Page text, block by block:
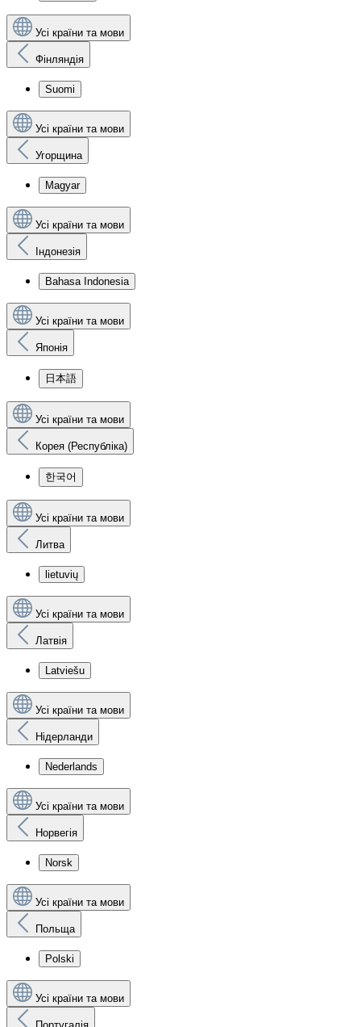
Усі країни та мови
Фінляндія
Suomi
Усі країни та мови
Угорщина
Magyar
Усі країни та мови
Індонезія
Bahasa Indonesia
Усі країни та мови
Японія
日本語
Усі країни та мови
Корея (Республіка)
한국어
Усі країни та мови
Литва
lietuvių
Усі країни та мови
Латвія
Latviešu
Усі країни та мови
Нідерланди
Nederlands
Усі країни та мови
Норвегія
Norsk
Усі країни та мови
Польща
Polski
Усі країни та мови